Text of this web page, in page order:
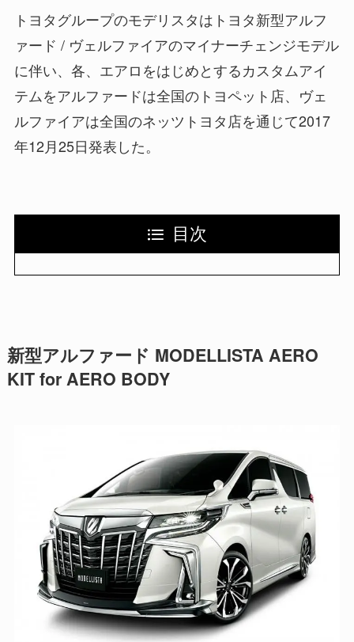
トヨタグループのモデリスタはトヨタ新型アルフ
ァード / ヴェルファイアのマイナーチェンジモデル
に伴い、各、エアロをはじめとするカスタムアイ
テムをアルファードは全国のトヨペット店、ヴェ
ルファイアは全国のネッツトヨタ店を通じて2017
年12月25日発表した。
目次
新型アルファード MODELLISTA AERO
KIT for AERO BODY